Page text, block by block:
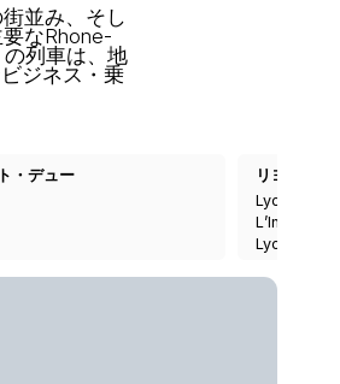
並み、そし
なRhone-
列車は、地
ジネス・乗
・デュー
リヨン・ヴ
Lyon
Lyon,
France,